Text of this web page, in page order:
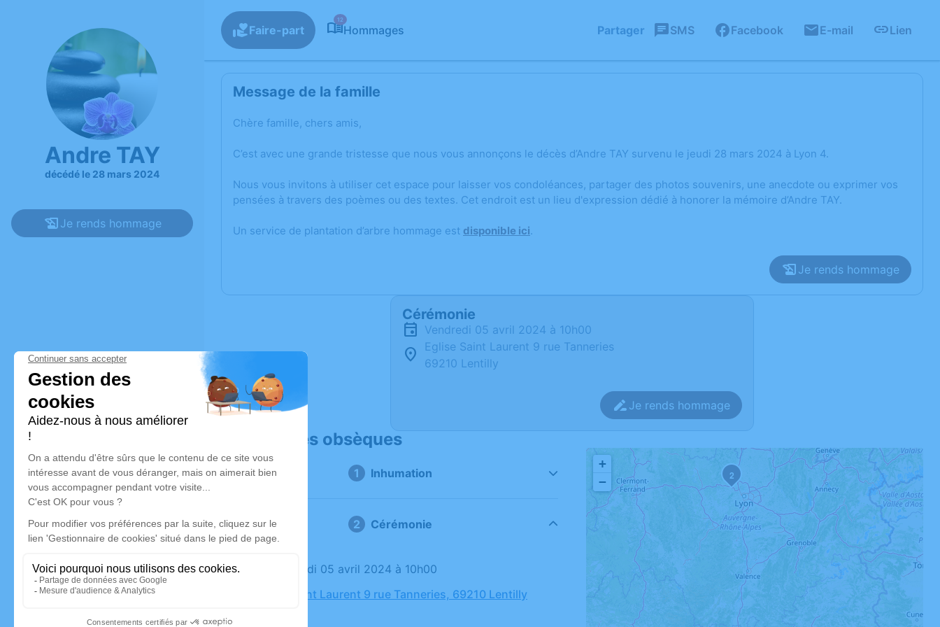
Andre TAY
décédé le 28 mars 2024
Je rends hommage
Faire-part
12
Hommages Partager SMS Facebook E-mail Lien
Message de la famille
Chère famille, chers amis,
C’est avec une grande tristesse que nous vous annonçons le décès d’Andre TAY survenu le jeudi 28 mars 2024 à Lyon 4.
Nous vous invitons à utiliser cet espace pour laisser vos condoléances, partager des photos souvenirs, une anecdote ou exprimer vos
pensées à travers des poèmes ou des textes. Cet endroit est un lieu d'expression dédié à honorer la mémoire d’Andre TAY.
Un service de plantation d’arbre hommage est disponible ici.
Je rends hommage
Cérémonie
vendredi 05 avril 2024 à 10h00
Eglise Saint Laurent 9 rue Tanneries
69210 Lentilly
Je rends hommage
Déroulé des obsèques
Inhumation
Cérémonie
Le vendredi 05 avril 2024 à 10h00
Eglise Saint Laurent 9 rue Tanneries, 69210 Lentilly
2
+
−